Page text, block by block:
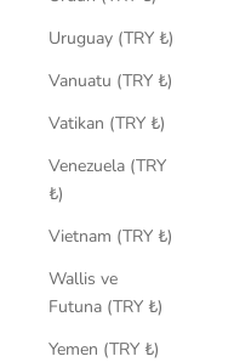
Uruguay (TRY ₺)
Vanuatu (TRY ₺)
Vatikan (TRY ₺)
Venezuela (TRY
₺)
Vietnam (TRY ₺)
Wallis ve
Futuna (TRY ₺)
Yemen (TRY ₺)